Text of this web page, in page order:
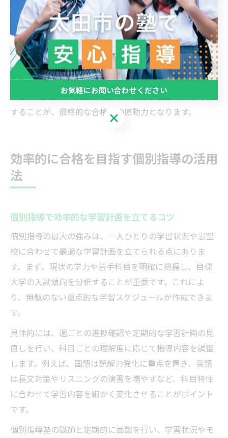
フィードバックを行い、次の目標設定へとつなげます。
「先生から褒められて自信がついた」「苦手だった科目
が好きになった」などの声も多く、受験本番への精神的
な強さにもつながります。
ただし、自信を持つためには日々の積み重ねが不可欠で
す。講師と二人三脚で努力を続け、少しずつ成長を実感
することが、最終的な合格への原動力となります。
効率的に合格を目指す個別指導の活用
法
個別指導で効率的な学習計画を立てるコツ
個別指導の最大の強みは、一人ひとりの学習状況や志望
校に合わせて最適な学習計画を立てられる点にありま
す。まず、現状の学力や苦手科目を明確に把握し、目標
大学の入試傾向を分析することが重要です。これによ
り、無駄のない重点的な学習スケジュールが作成できま
す。
具体的には、週ごとの進捗確認や定期的な学習計画の見
直しを行い、科目ごとの理解度に応じて指導内容を調整
します。例えば、国語は読解力強化に重点を置き、英語
は長文対策やリスニングの演習を増やすなど、科目特性
に合わせて学習内容を細かく変化させることがポイント
です。
個別指導塾の講師と定期的に面談を行い、学習状況やモ
お気軽にお問い合わせください
お気軽にお問い合わせください